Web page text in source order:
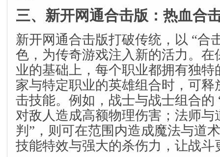
三、新开网通合击版：热血合
新开网通合击版打破传统，以 “合
色，为传奇游戏注入新的活力。在
业的基础上，每个职业都拥有独特
家与特定职业的英雄组合时，可释
击技能。例如，战士与战士组合的
对敌人造成高额物理伤害；法师与
判”，则可在范围内造成魔法与道
技能特效与强大的杀伤力，让战斗